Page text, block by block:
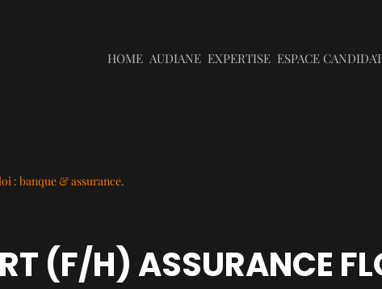
HOME AUDIANE EXPERTISE ESPACE CANDIDAT
: banque & assurance.
(F/H) ASSURANCE